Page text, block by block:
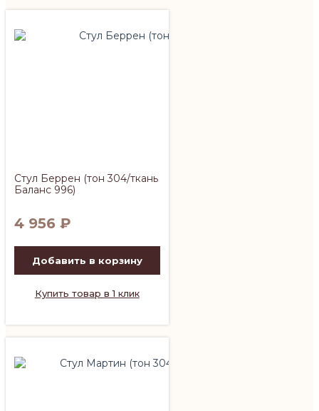
Стул Беррен (тон 304/ткань
Баланс 996)
4 956 ₽
Добавить в корзину
Купить товар в 1 клик